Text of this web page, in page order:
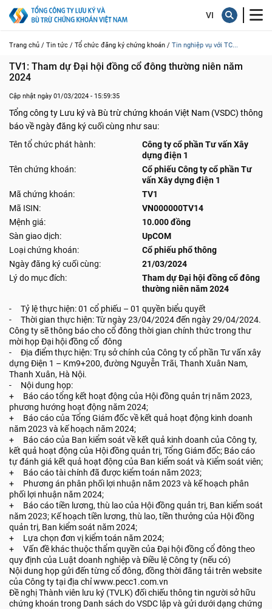
Trang chủ / Tin tức / Tổ chức đăng ký chứng khoán / Tin nghiệp vụ với TC...
TV1: Tham dự Đại hội đồng cổ đông thường niên năm
2024
Cập nhật ngày 01/03/2024 - 15:59:35
Tổng công ty Lưu ký và Bù trừ chứng khoán Việt Nam (VSDC) thông
báo về ngày đăng ký cuối cùng như sau:
Tên tổ chức phát hành:
Công ty cổ phần Tư vấn Xây
dựng điện 1
Tên chứng khoán:
Cổ phiếu Công ty cổ phần Tư
vấn Xây dựng điện 1
Mã chứng khoán:
TV1
Mã ISIN:
VN000000TV14
Mệnh giá:
10.000 đồng
Sàn giao dịch:
UpCOM
Loại chứng khoán:
Cổ phiếu phổ thông
Ngày đăng ký cuối cùng:
21/03/2024
Lý do mục đích:
Tham dự Đại hội đồng cổ đông
thường niên năm 2024
- Tỷ lệ thực hiện: 01 cổ phiếu – 01 quyền biểu quyết
- Thời gian thực hiện: Từ ngày 23/04/2024 đến ngày 29/04/2024.
Công ty sẽ thông báo cho cổ đông thời gian chính thức trong thư
mời họp Đại hội đồng cổ đông
- Địa điểm thực hiện: Trụ sở chính của Công ty cổ phần Tư vấn xây
dựng Điện 1 – Km9+200, đường Nguyễn Trãi, Thanh Xuân Nam,
Thanh Xuân, Hà Nội.
- Nội dung họp:
+ Báo cáo tổng kết hoạt động của Hội đồng quản trị năm 2023,
phương hướng hoạt động năm 2024;
+ Báo cáo của Tổng Giám đốc về kết quả hoạt động kinh doanh
năm 2023 và kế hoạch năm 2024;
+ Báo cáo của Ban kiểm soát về kết quả kinh doanh của Công ty,
kết quả hoạt động của Hội đồng quản trị, Tổng Giám đốc; Báo cáo
tự đánh giá kết quả hoạt động của Ban kiểm soát và Kiểm soát viên;
+ Báo cáo tài chính đã được kiểm toán năm 2023;
+ Phương án phân phối lợi nhuận năm 2023 và kế hoạch phân
phối lợi nhuận năm 2024;
+ Báo cáo tiền lương, thù lao của Hội đồng quản trị, Ban kiểm soát
năm 2023; Kế hoạch tiền lương, thù lao, tiền thưởng của Hội đồng
quản trị, Ban kiểm soát năm 2024;
+ Lựa chọn đơn vị kiểm toán năm 2024;
+ Vấn đề khác thuộc thẩm quyền của Đại hội đồng cổ đông theo
quy định của Luật doanh nghiệp và Điều lệ Công ty (nếu có)
Nội dung họp gửi đến từng cổ đông, đồng thời đăng tải trên website
của Công ty tại địa chỉ www.pecc1.com.vn
Đề nghị Thành viên lưu ký (TVLK) đối chiếu thông tin người sở hữu
chứng khoán trong Danh sách do VSDC lập và gửi dưới dạng chứng